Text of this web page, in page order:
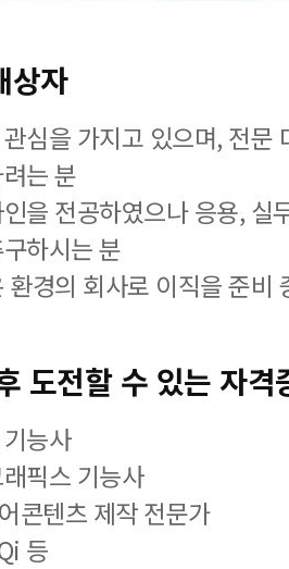
상자
심을 가지고 있으며, 전문
는 분
을 전공하였으나 응용, 실
하시는 분
환경의 회사로 이직을 준비
도전할 수 있는 자격
능사
픽스 기능사
콘텐츠 제작 전문가
등